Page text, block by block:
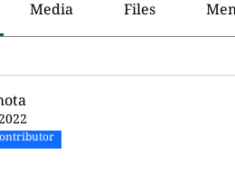
Media Files